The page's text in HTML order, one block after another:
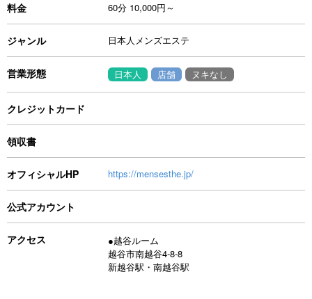
料金 60分 10,000円～
ジャンル 日本人メンズエステ
営業形態 日本人 店舗 ヌキなし
クレジットカード
領収書
オフィシャルHP https://mensesthe.jp/
公式アカウント
アクセス
●越谷ルーム
越谷市南越谷4-8-8
新越谷駅・南越谷駅